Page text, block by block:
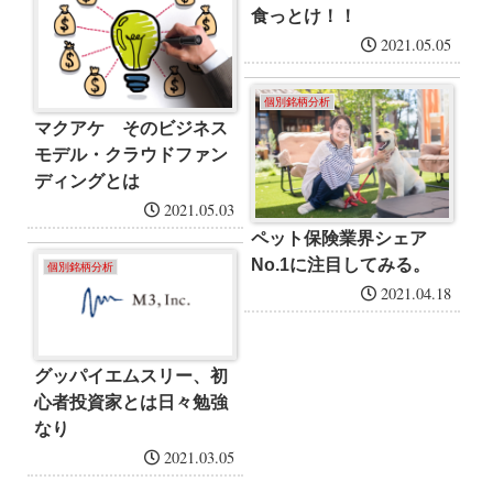
食っとけ！！
2021.05.05
マクアケ そのビジネス
モデル・クラウドファン
ディングとは
2021.05.03
個別銘柄分析
ペット保険業界シェア
No.1に注目してみる。
2021.04.18
個別銘柄分析
グッパイエムスリー、初
心者投資家とは日々勉強
なり
2021.03.05